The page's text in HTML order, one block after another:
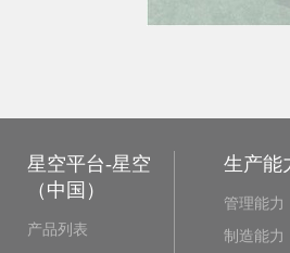
星空平台-星空
（中国）
产品列表
生产能
管理能力
制造能力